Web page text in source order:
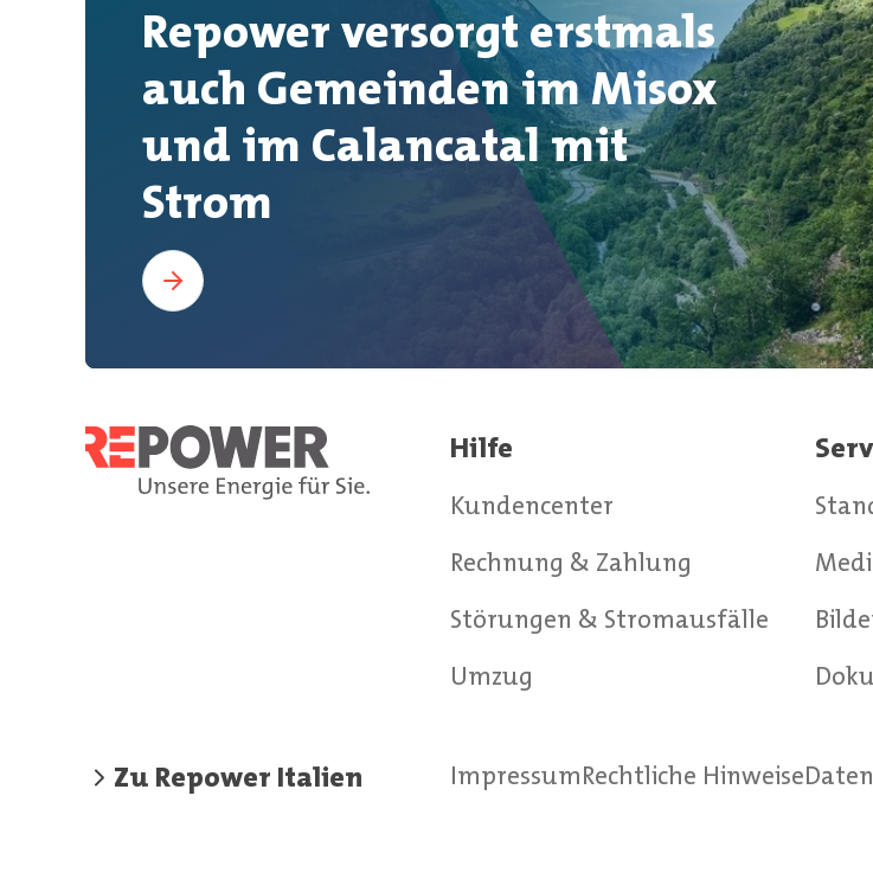
Repower versorgt erstmals
auch Gemeinden im Misox
und im Calancatal mit
Strom
Hilfe
Kundencenter
Rechnung & Zahlung
Störungen & Stromausfälle
Umzug
Zu Repower Italien ImpressumRechtliche Hinweise